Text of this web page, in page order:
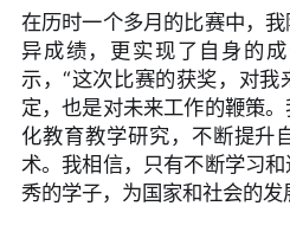
在历时一个多月的比赛中，
异成绩，更实现了自身的
示，“这次比赛的获奖，对
定，也是对未来工作的鞭策
化教育教学研究，不断提升
术。我相信，只有不断学习
秀的学子，为国家和社会的发